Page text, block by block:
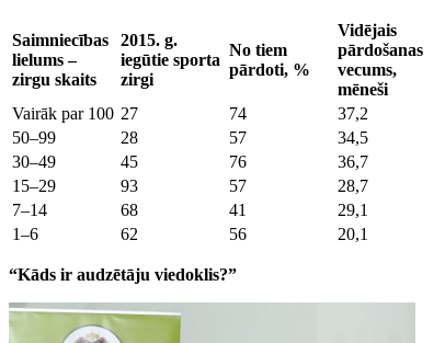
Saimniecības
lielums –
zirgu skaits
2015. g.
iegūtie sporta
zirgi
No tiem
pārdoti, %
Vidējais
pārdošanas
vecums,
mēneši
Vairāk par 100 27 74 37,2
50–99
28 57 34,5
30–49
45 76 36,7
15–29
93 57 28,7
7–14
68 41 29,1
1–6
62 56 20,1
“Kāds ir audzētāju viedoklis?”